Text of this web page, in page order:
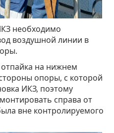
необходимо
воздушной линии в
на нижнем
опоры, с которой
ИКЗ, поэтому
справа от
вне контролируемого